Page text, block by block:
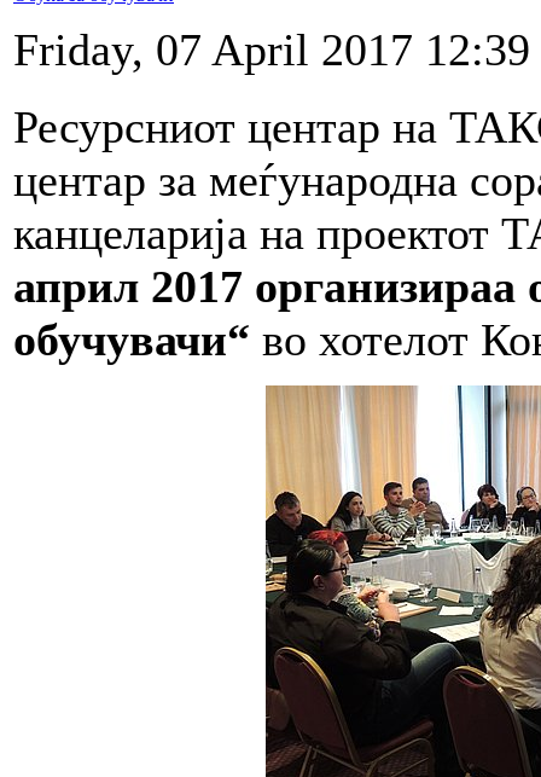
Friday, 07 April 2017 12:39
Ресурсниот центар на
центар за меѓународна
канцеларија на
април 2017 организираa
обучувачи“ во хотелот